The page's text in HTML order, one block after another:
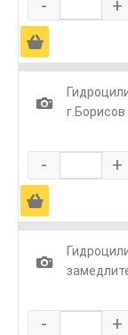
- +
Ä
1
г.Борисов
- +
Ä
1
- +